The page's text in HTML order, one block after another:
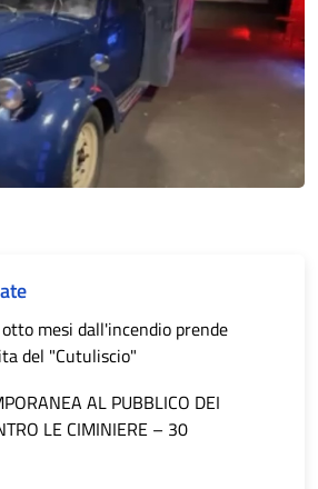
mesi dall'incendio prende
del "Cutuliscio"
AL PUBBLICO DEI
LE CIMINIERE – 30